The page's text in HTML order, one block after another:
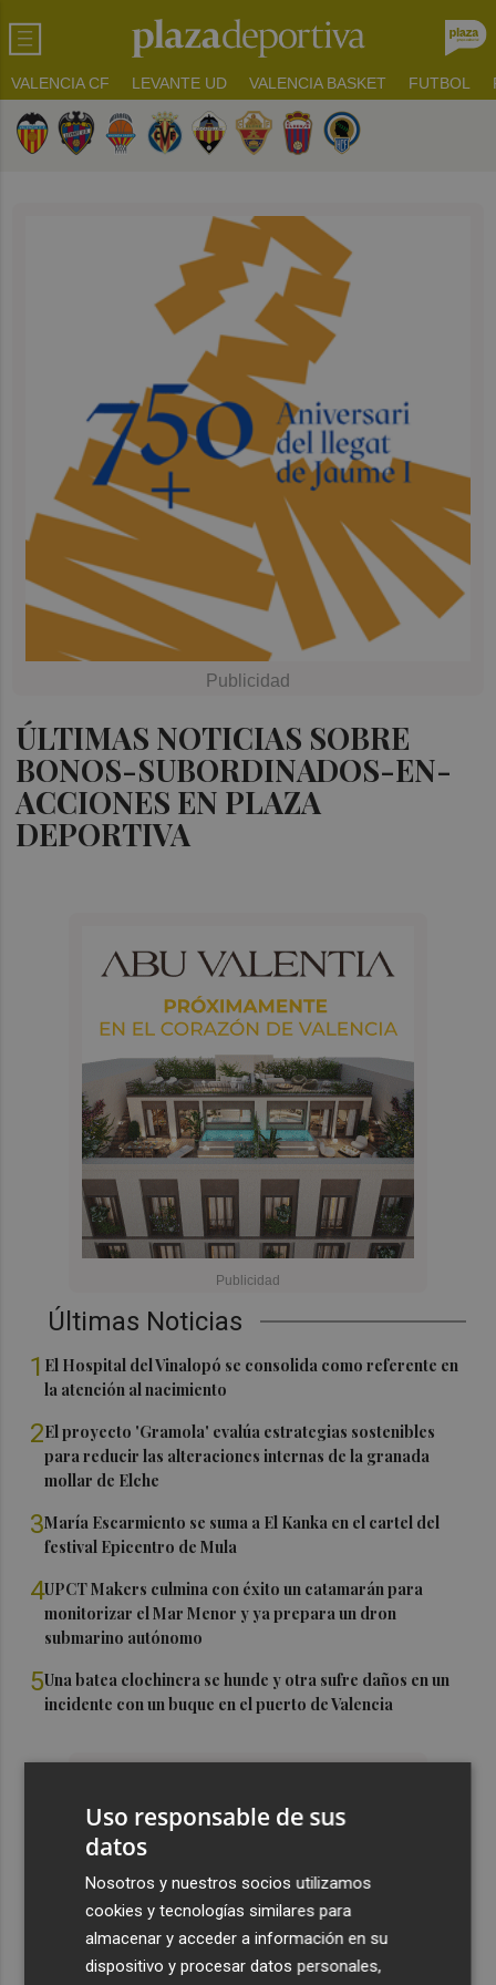
VALENCIA CF LEVANTE UD VALENCIA BASKET FUTBOL
ÚLTIMAS NOTICIAS SOBRE
BONOS-SUBORDINADOS-EN-
ACCIONES EN PLAZA
DEPORTIVA
Últimas Noticias
1 El Hospital del Vinalopó se consolida como referente en
la atención al nacimiento
2El proyecto 'Gramola' evalúa estrategias sostenibles
para reducir las alteraciones internas de la granada
mollar de Elche
3María Escarmiento se suma a El Kanka en el cartel del
festival Epicentro de Mula
4UPCT Makers culmina con éxito un catamarán para
monitorizar el Mar Menor y ya prepara un dron
submarino autónomo
5Una batea clochinera se hunde y otra sufre daños en un
incidente con un buque en el puerto de Valencia
Uso responsable de sus
datos
Nosotros y nuestros socios utilizamos
cookies y tecnologías similares para
almacenar y acceder a información en su
dispositivo y procesar datos personales,